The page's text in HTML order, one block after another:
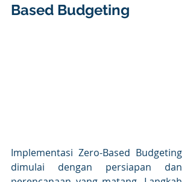
Based Budgeting
Implementasi Zero-Based Budgeting
dimulai dengan persiapan dan